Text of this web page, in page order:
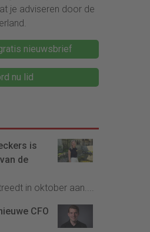
je adviseren door de
nieuwsbrief
nu lid
is
de
in oktober aan....
CFO